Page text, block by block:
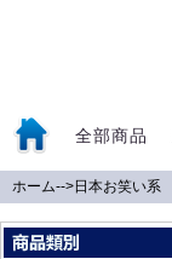
全部商品
ホーム-->日本お笑い系